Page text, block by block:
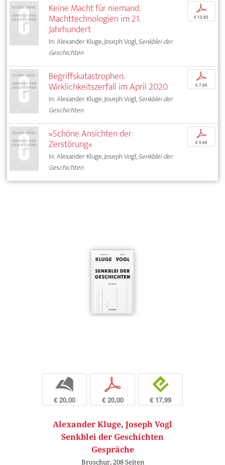
Keine Macht für niemand.
Machttechnologien im 21.
Jahrhundert
In: Alexander Kluge, Joseph Vogl,Senkblei der
Geschichten
p
€ 12,95
Begriffskatastrophen.
Wirklichkeitszerfall im April 2020
In: Alexander Kluge, Joseph Vogl,Senkblei der
Geschichten
p
€ 7,95
»Schöne Ansichten der
Zerstörung«
In: Alexander Kluge, Joseph Vogl,Senkblei der
Geschichten
p
€ 5,95
b
€ 20,00
p
€ 20,00
e
€ 17,99
Alexander Kluge, Joseph Vogl
Senkblei der Geschichten
Gespräche
Broschur, 208 Seiten